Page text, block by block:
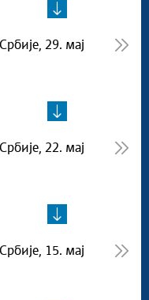
29. мај
22. мај
15. мај